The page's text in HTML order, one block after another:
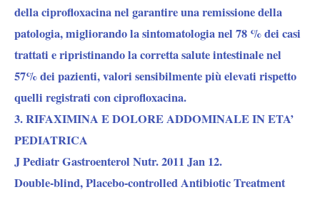
della ciprofloxacina nel garantire una remissione della
patologia, migliorando la sintomatologia nel 78 % dei casi
trattati e ripristinando la corretta salute intestinale nel
57% dei pazienti, valori sensibilmente più elevati rispetto
quelli registrati con ciprofloxacina.
3. RIFAXIMINA E DOLORE ADDOMINALE IN ETA’
PEDIATRICA
J Pediatr Gastroenterol Nutr. 2011 Jan 12.
Double-blind, Placebo-controlled Antibiotic Treatment